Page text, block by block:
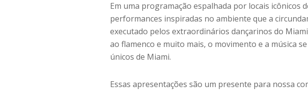
Em uma programação espalhada por locais icônicos
performances inspiradas no ambiente que a
executado pelos extraordinários dançarinos do
ao flamenco e muito mais, o movimento e a música
únicos de Miami.
Essas apresentações são um presente para nossa